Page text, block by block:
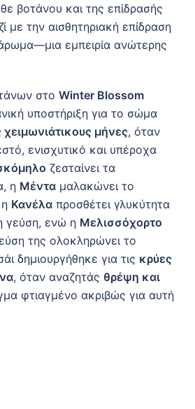
βοτάνου και της επίδρασής
με την αισθητηριακή επίδραση
εμπειρία ανώτερης
στο Winter Blossom
υποστήριξη για το σώμα
χειμωνιάτικους μήνες, όταν
ενισχυτικό και υπέροχα
ζεσταίνει τα
η Μέντα μαλακώνει το
Κανέλα προσθέτει γλυκύτητα
γεύση, ενώ η Μελισσόχορτο
της ολοκληρώνει το
δημιουργήθηκε για τις κρύες
, όταν αναζητάς θρέψη και
φτιαγμένο ακριβώς για αυτή